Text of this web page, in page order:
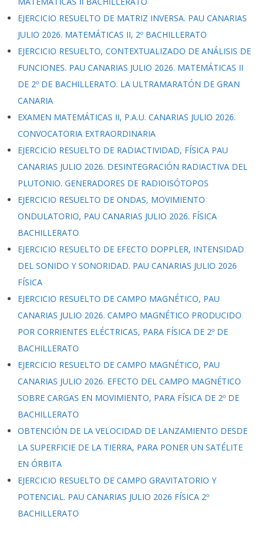
EJERCICIO RESUELTO DE MATRIZ INVERSA. PAU CANARIAS
JULIO 2026. MATEMÁTICAS II, 2º BACHILLERATO
EJERCICIO RESUELTO, CONTEXTUALIZADO DE ANÁLISIS DE
FUNCIONES. PAU CANARIAS JULIO 2026. MATEMÁTICAS II
DE 2º DE BACHILLERATO. LA ULTRAMARATÓN DE GRAN
CANARIA
EXAMEN MATEMÁTICAS II, P.A.U. CANARIAS JULIO 2026.
CONVOCATORIA EXTRAORDINARIA
EJERCICIO RESUELTO DE RADIACTIVIDAD, FÍSICA PAU
CANARIAS JULIO 2026. DESINTEGRACIÓN RADIACTIVA DEL
PLUTONIO. GENERADORES DE RADIOISÓTOPOS
EJERCICIO RESUELTO DE ONDAS, MOVIMIENTO
ONDULATORIO, PAU CANARIAS JULIO 2026. FÍSICA
BACHILLERATO
EJERCICIO RESUELTO DE EFECTO DOPPLER, INTENSIDAD
DEL SONIDO Y SONORIDAD. PAU CANARIAS JULIO 2026
FÍSICA
EJERCICIO RESUELTO DE CAMPO MAGNÉTICO, PAU
CANARIAS JULIO 2026. CAMPO MAGNÉTICO PRODUCIDO
POR CORRIENTES ELÉCTRICAS, PARA FÍSICA DE 2º DE
BACHILLERATO
EJERCICIO RESUELTO DE CAMPO MAGNÉTICO, PAU
CANARIAS JULIO 2026. EFECTO DEL CAMPO MAGNÉTICO
SOBRE CARGAS EN MOVIMIENTO, PARA FÍSICA DE 2º DE
BACHILLERATO
OBTENCIÓN DE LA VELOCIDAD DE LANZAMIENTO DESDE
LA SUPERFICIE DE LA TIERRA, PARA PONER UN SATÉLITE
EN ÓRBITA
EJERCICIO RESUELTO DE CAMPO GRAVITATORIO Y
POTENCIAL. PAU CANARIAS JULIO 2026 FÍSICA 2º
BACHILLERATO